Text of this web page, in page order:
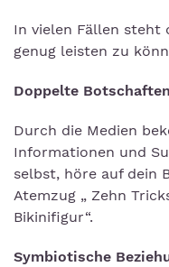
In vielen Fällen steht
genug leisten zu
Doppelte
Durch die Medien
Informationen und
selbst, höre auf dein
Atemzug „ Zehn
Bikinifigur“.
Symbiotische